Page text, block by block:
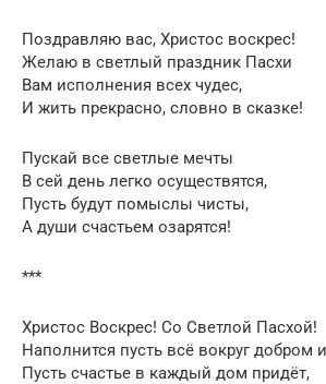
Поздравляю вас, Христос воскрес!
Желаю в светлый праздник Пасхи
Вам исполнения всех чудес,
И жить прекрасно, словно в сказке!
Пускай все светлые мечты
В сей день легко осуществятся,
Пусть будут помыслы чисты,
А души счастьем озарятся!
***
Христос Воскрес! Со Светлой Пасхой!
Наполнится пусть всё вокруг добром
Пусть счастье в каждый дом придёт,